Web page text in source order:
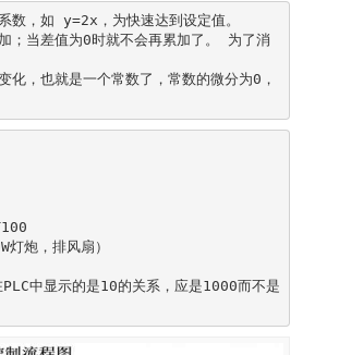
数，如 y=2x，为快速达到设定值。
；当差值为0时就不会再累加了。 为了消
化，也就是一个常数了，常数的微分为0，
灯炮，排风扇）
中显示的是10的关系，应是1000而不是